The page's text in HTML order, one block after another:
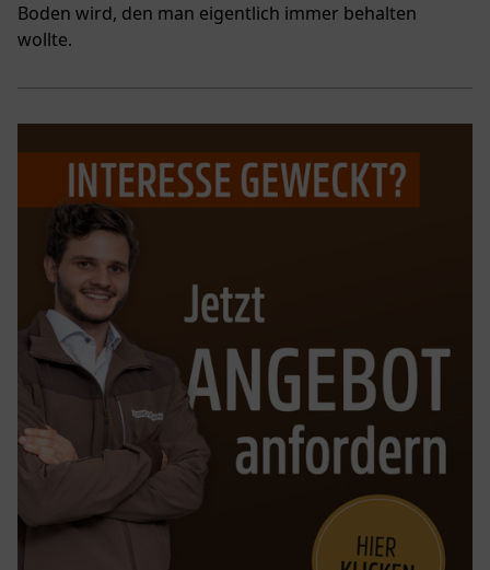
Boden wird, den man eigentlich immer behalten
wollte.